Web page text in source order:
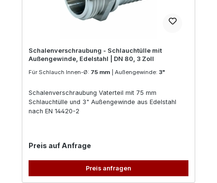
Schalenverschraubung - Schlauchtülle mit
Außengewinde, Edelstahl | DN 80, 3 Zoll
Für Schlauch Innen-Ø: 75 mm Außengewinde: 3"
Schalenverschraubung Vaterteil mit 75 mm
Schlauchtülle und 3" Außengewinde aus Edelstahl
nach EN 14420-2
Regulärer Preis:
Preis auf Anfrage
Preis anfragen